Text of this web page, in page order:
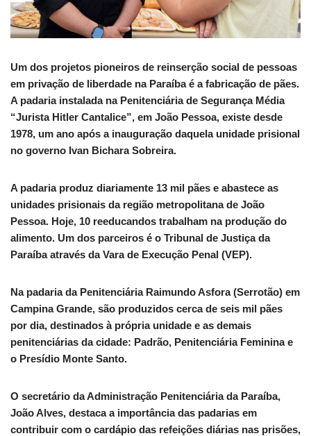
Um dos projetos pioneiros de reinserção social de pessoas
em privação de liberdade na Paraíba é a fabricação de pães.
A padaria instalada na Penitenciária de Segurança Média
“Jurista Hitler Cantalice”, em João Pessoa, existe desde
1978, um ano após a inauguração daquela unidade prisional
no governo Ivan Bichara Sobreira.
A padaria produz diariamente 13 mil pães e abastece as
unidades prisionais da região metropolitana de João
Pessoa. Hoje, 10 reeducandos trabalham na produção do
alimento. Um dos parceiros é o Tribunal de Justiça da
Paraíba através da Vara de Execução Penal (VEP).
Na padaria da Penitenciária Raimundo Asfora (Serrotão) em
Campina Grande, são produzidos cerca de seis mil pães
por dia, destinados à própria unidade e as demais
penitenciárias da cidade: Padrão, Penitenciária Feminina e
o Presídio Monte Santo.
O secretário da Administração Penitenciária da Paraíba,
João Alves, destaca a importância das padarias em
contribuir com o cardápio das refeições diárias nas prisões,